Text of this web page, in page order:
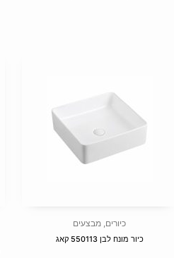
כיורים, מבצעים
כיור מונח לבן 550113 קאג